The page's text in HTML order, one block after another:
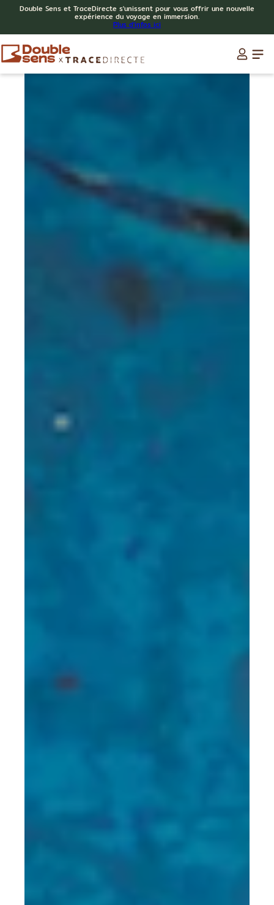
Double Sens et TraceDirecte s'unissent pour vous offrir une nouvelle
expérience du voyage en immersion.
Plus d'infos ici